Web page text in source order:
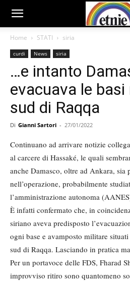
Home STATI siria
curdi News siria
…e intanto
evacuava le
sud di Raqqa
Di Gianni Sartori - 27/01/2022
Continuano ad arrivare notizie
al carcere di Hassaké, le quali
anche Damasco, oltre ad Ankara, sia
nell’operazione, probabilmente
l’amministrazione autonoma
È infatti confermato che, in
siriano aveva predisposto
ogni base e avamposto militare
sud di Raqqa. Lasciando in pratica
Per un portavoce delle FDS, Fharad
improvviso ritiro sono quantomeno